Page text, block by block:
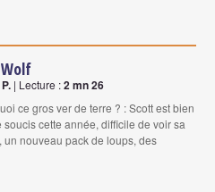
| Lecture :2 mn 26
ce gros ver de terre ? : Scott est bien
soucis cette année, difficile de voir sa
un nouveau pack de loups, des